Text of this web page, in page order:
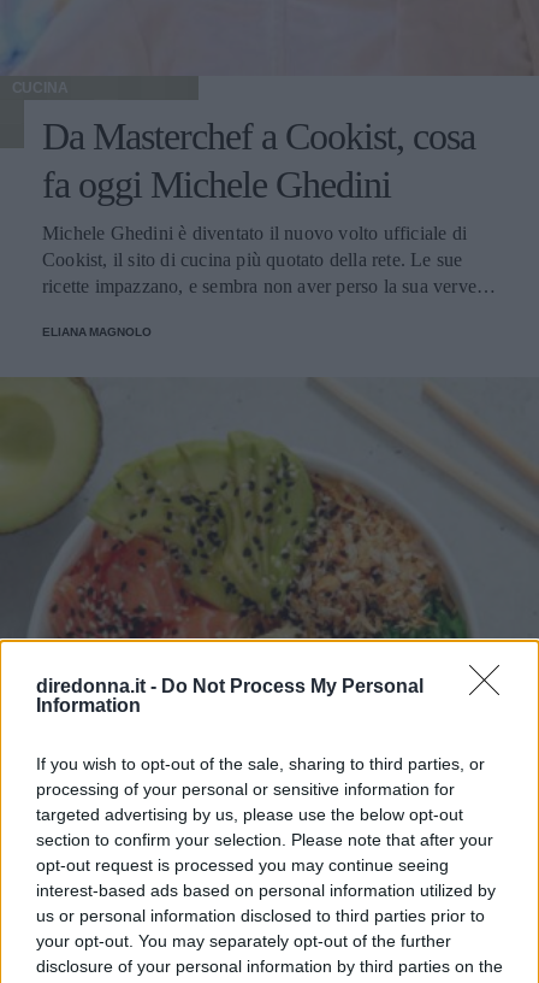
diredonna.it - Do Not Process My Personal
Information
If you wish to opt-out of the sale, sharing to third parties, or
processing of your personal or sensitive information for
targeted advertising by us, please use the below opt-out
section to confirm your selection. Please note that after your
opt-out request is processed you may continue seeing
interest-based ads based on personal information utilized by
us or personal information disclosed to third parties prior to
your opt-out. You may separately opt-out of the further
disclosure of your personal information by third parties on the
CUCINA
Da Masterchef a Cookist, cosa
fa oggi Michele Ghedini
Michele Ghedini è diventato il nuovo volto ufficiale di
Cookist, il sito di cucina più quotato della rete. Le sue
ricette impazzano, e sembra non aver perso la sua verve
veramente stupendo.
ELIANA MAGNOLO